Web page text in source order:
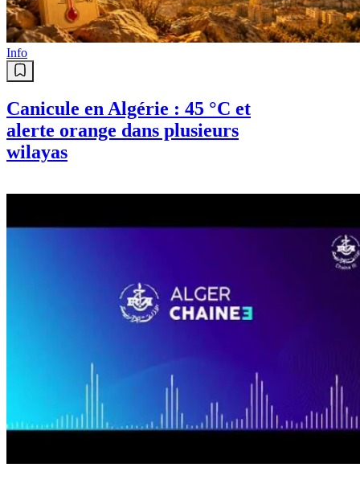
Info
Canicule en Algérie : 45 °C et
alerte orange dans plusieurs
wilayas